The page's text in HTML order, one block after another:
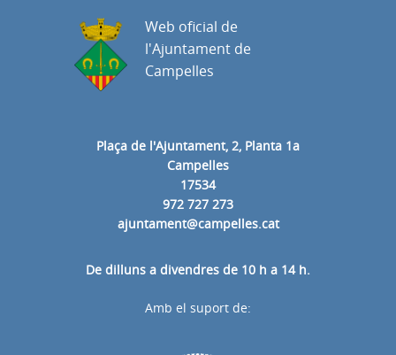
Plaça de l'Ajuntament, 2, Planta 1a
Campelles
17534
972 727 273
ajuntament@campelles.cat
De dilluns a divendres de 10 h a 14 h.
Web oficial de
l'Ajuntament de
Campelles
Amb el suport de: